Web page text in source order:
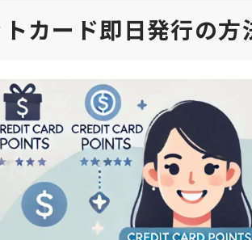
カード即日発行の方